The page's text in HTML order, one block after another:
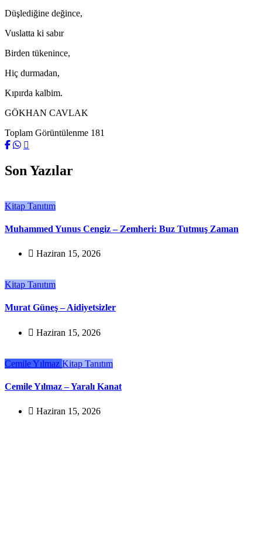
Düşlediğine değince,
Vuslatta ki sabır
Birden tükenince,
Hiç durmadan,
Kıpırda kalbim.
GÖKHAN CAVLAK
Toplam Görüntülenme 181
Son Yazılar
Kitap Tanıtım
Muhammed Yunus Cengiz – Zemheri: Buz Tutmuş Zaman
Haziran 15, 2026
Kitap Tanıtım
Murat Güneş – Aidiyetsizler
Haziran 15, 2026
Cemile Yılmaz Kitap Tanıtım
Cemile Yılmaz – Yaralı Kanat
Haziran 15, 2026